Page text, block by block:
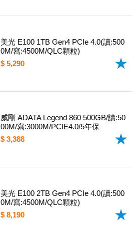
美光 E100 1TB Gen4 PCIe 4.0(讀:500
0M/寫:4500M/QLC顆粒)
$ 5,290
威剛 ADATA Legend 860 500GB/讀:50
00M/寫:3000M/PCIE4.0/5年保
$ 3,388
美光 E100 2TB Gen4 PCIe 4.0(讀:500
0M/寫:4500M/QLC顆粒)
$ 8,190